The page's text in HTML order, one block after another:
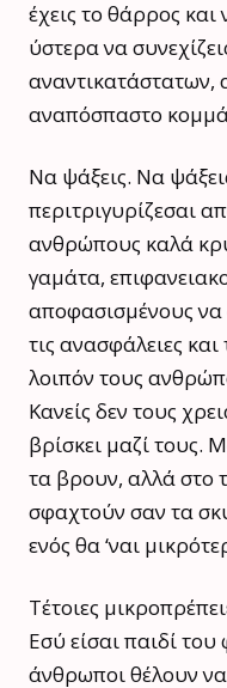
έχεις το θάρρος και
ύστερα να
αναντικατάστατων,
αναπόσπαστο
Να ψάξεις. Να
περιτριγυρίζεσαι
ανθρώπους καλά
γαμάτα,
αποφασισμένους να
τις ανασφάλειες
λοιπόν τους
Κανείς δεν τους
βρίσκει μαζί τους.
τα βρουν, αλλά στο
σφαχτούν σαν τα
ενός θα ‘ναι
Τέτοιες
Εσύ είσαι παιδί
άνθρωποι θέλουν